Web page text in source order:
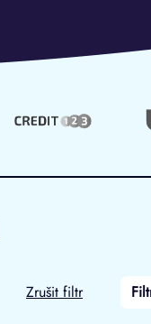
Zrušit filtr